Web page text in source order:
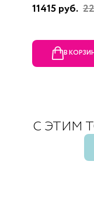
11415 руб.
В
С ЭТИМ